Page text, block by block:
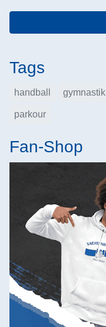
Tags
handball gymnastik
parkour
Fan-Shop